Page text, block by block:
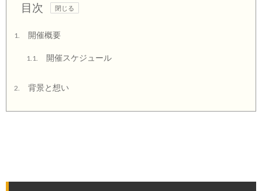
目次
1. 開催概要
1.1. 開催スケジュール
2. 背景と想い